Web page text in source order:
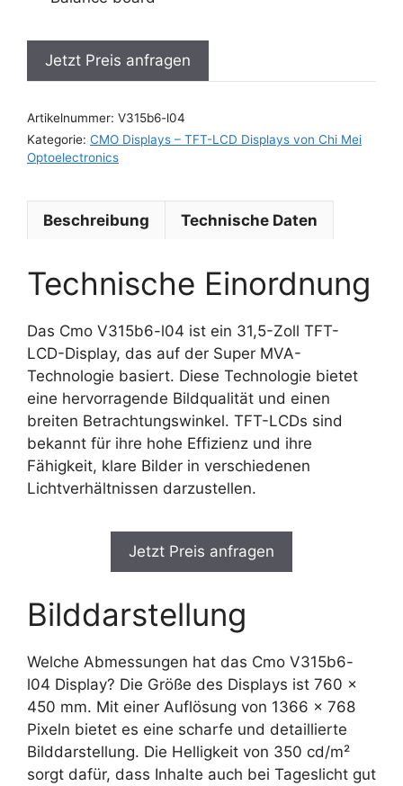
Jetzt Preis anfragen
Artikelnummer: V315b6-l04
Kategorie: CMO Displays – TFT-LCD Displays von Chi Mei
Optoelectronics
Beschreibung Technische Daten
Technische Einordnung
Das Cmo V315b6-l04 ist ein 31,5-Zoll TFT-
LCD-Display, das auf der Super MVA-
Technologie basiert. Diese Technologie bietet
eine hervorragende Bildqualität und einen
breiten Betrachtungswinkel. TFT-LCDs sind
bekannt für ihre hohe Effizienz und ihre
Fähigkeit, klare Bilder in verschiedenen
Lichtverhältnissen darzustellen.
Jetzt Preis anfragen
Bilddarstellung
Welche Abmessungen hat das Cmo V315b6-
l04 Display? Die Größe des Displays ist 760 x
450 mm. Mit einer Auflösung von 1366 x 768
Pixeln bietet es eine scharfe und detaillierte
Bilddarstellung. Die Helligkeit von 350 cd/m²
sorgt dafür, dass Inhalte auch bei Tageslicht gut